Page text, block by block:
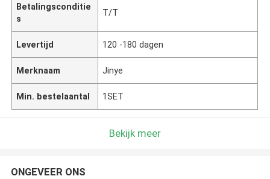
Betalingsconditie
s
T/T
Levertijd 120 -180 dagen
Merknaam Jinye
Min. bestelaantal 1SET
Bekijk meer
ONGEVEER ONS